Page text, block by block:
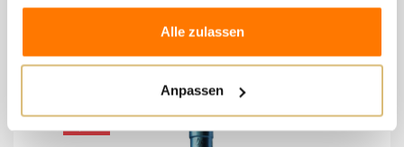
gesammelt haben.
Alle zulassen
Anpassen
8 andere Artikel in der
gleichen Kategorie: